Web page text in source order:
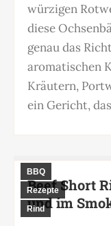
würzigen
diese
genau das
aromatischen
Kräutern,
ein Gericht,
BBQ
Rezepte
Rind
Beef Short
und im